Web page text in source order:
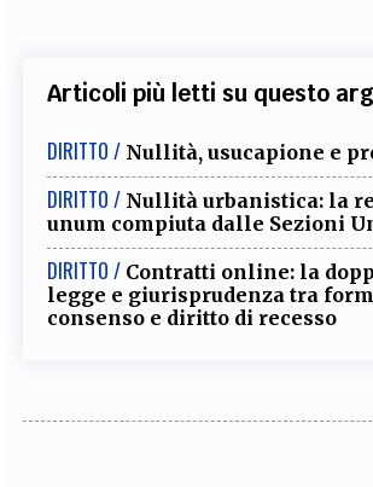
Articoli più letti su questo
DIRITTO / Nullità, usucapione e
DIRITTO / Nullità urbanistica: la
unum compiuta dalle Sezioni
DIRITTO / Contratti online: la
legge e giurisprudenza tra
consenso e diritto di recesso